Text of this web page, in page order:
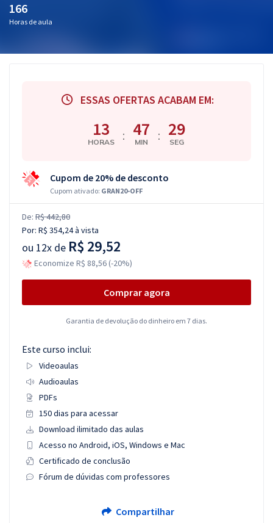
Questões grátis
166
Horas de aula
ESSAS OFERTAS ACABAM EM:
13
HORAS : 47
MIN : 28
SEG
Cupom de 20% de desconto
Cupom ativado: GRAN20-OFF
De: R$ 442,80
Por: R$ 354,24à vista
ou 12x de R$ 29,52
Economize R$ 88,56 (-20%)
Comprar agora
Garantia de devolução do dinheiro em 7 dias.
Este curso inclui:
Videoaulas
Audioaulas
PDFs
150 dias para acessar
Download ilimitado das aulas
Acesso no Android, iOS, Windows e Mac
Certificado de conclusão
Fórum de dúvidas com professores
Compartilhar